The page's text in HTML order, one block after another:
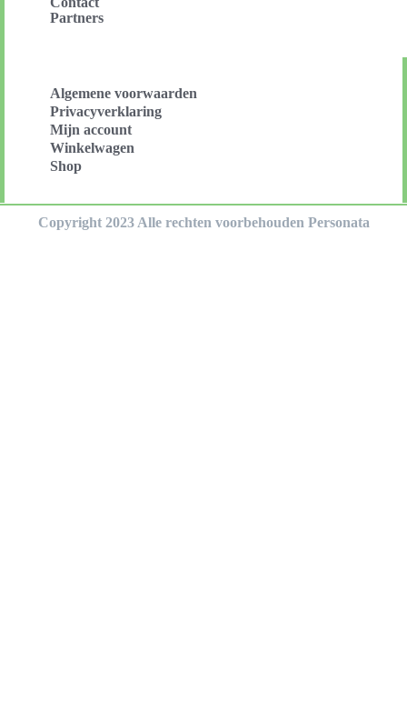
Partners
Algemene voorwaarden
Privacyverklaring
Mijn account
Winkelwagen
Shop
Copyright 2023 Alle rechten voorbehouden Personata